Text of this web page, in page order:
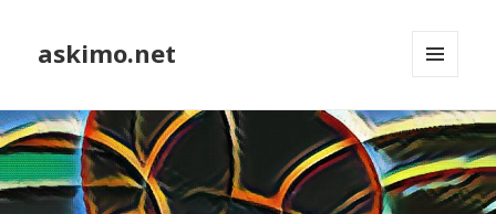
askimo.net
WIDGETS